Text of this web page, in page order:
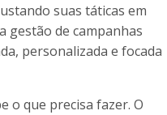
suas táticas em
gestão de campanhas
personalizada e focada
o que precisa fazer. O